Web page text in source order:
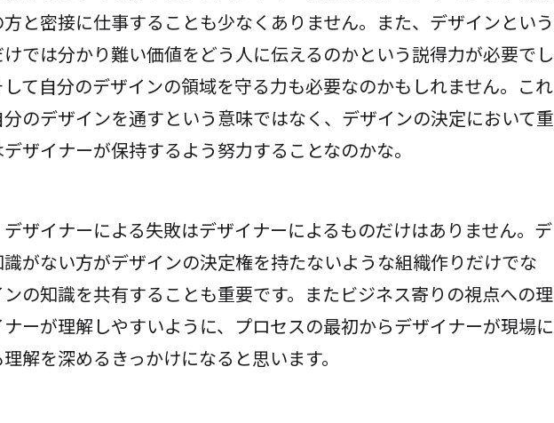
と密接に仕事することも少なくありません。また、デザインという
では分かり難い価値をどう人に伝えるのかという説得力が必要でし
して自分のデザインの領域を守る力も必要なのかもしれません。これ
のデザインを通すという意味ではなく、デザインの決定において重
ザイナーが保持するよう努力することなのかな。
ザイナーによる失敗はデザイナーによるものだけはありません。デ
がない方がデザインの決定権を持たないような組織作りだけでな
ンの知識を共有することも重要です。またビジネス寄りの視点への理
ーが理解しやすいように、プロセスの最初からデザイナーが現場に
解を深めるきっかけになると思います。